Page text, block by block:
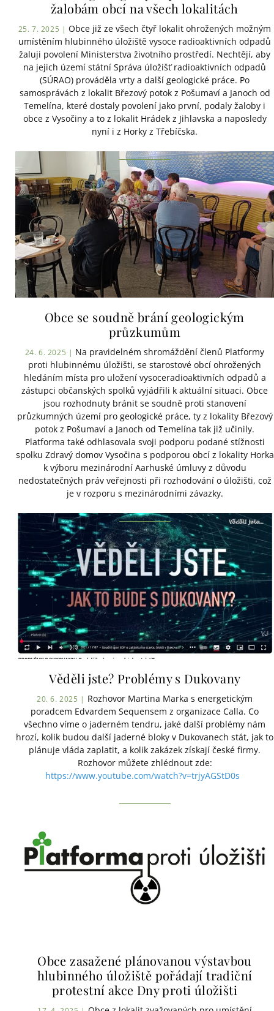
žalobám obcí na všech lokalitách
25. 7. 2025 | Obce již ze všech čtyř lokalit ohrožených možným
umístěním hlubinného úložiště vysoce radioaktivních odpadů
žaluji povolení Ministerstva životního prostředí. Nechtějí, aby
na jejich území státní Správa úložišť radioaktivních odpadů
(SÚRAO) prováděla vrty a další geologické práce. Po
samosprávách z lokalit Březový potok z Pošumaví a Janoch od
Temelína, které dostaly povolení jako první, podaly žaloby i
obce z Vysočiny a to z lokalit Hrádek z Jihlavska a naposledy
nyní i z Horky z Třebíčska.
Obce se soudně brání geologickým
průzkumům
24. 6. 2025 | Na pravidelném shromáždění členů Platformy
proti hlubinnému úložišti, se starostové obcí ohrožených
hledáním místa pro uložení vysoceradioaktivních odpadů a
zástupci občanských spolků vyjádřili k aktuální situaci. Obce
jsou rozhodnuty bránit se soudně proti stanovení
průzkumných území pro geologické práce, ty z lokality Březový
potok z Pošumaví a Janoch od Temelína tak již učinily.
Platforma také odhlasovala svoji podporu podané stížnosti
spolku Zdravý domov Vysočina s podporou obcí z lokality Horka
k výboru mezinárodní Aarhuské úmluvy z důvodu
nedostatečných práv veřejnosti při rozhodování o úložišti, což
je v rozporu s mezinárodními závazky.
Věděli jste? Problémy s Dukovany
20. 6. 2025 | Rozhovor Martina Marka s energetickým
poradcem Edvardem Sequensem z organizace Calla. Co
všechno víme o jaderném tendru, jaké další problémy nám
hrozí, kolik budou další jaderné bloky v Dukovanech stát, jak to
plánuje vláda zaplatit, a kolik zakázek získají české firmy.
Rozhovor můžete zhlédnout zde:
https://www.youtube.com/watch?v=trjyAGStD0s
Obce zasažené plánovanou výstavbou
hlubinného úložiště pořádají tradiční
protestní akce Dny proti úložišti